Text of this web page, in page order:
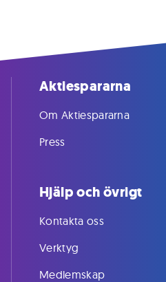
Aktiespararna
Om Aktiespararna
Press
Hjälp och övrigt
Kontakta oss
Verktyg
Medlemskap